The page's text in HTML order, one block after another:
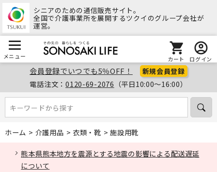
シニアのための通信販売サイト。
全国で介護事業所を展開するツクイのグループ会社が
運営。
メニュー カート ログイン
会員登録でいつでも5％OFF！ 新規会員登録
電話注文：0120-69-2076 （平日10:00～16:00）
キーワードから探す
キーワードから探す
ホーム > 介護用品 > 衣類・靴 >施設用靴
熊本県熊本地方を震源とする地震の影響による配送遅延
について